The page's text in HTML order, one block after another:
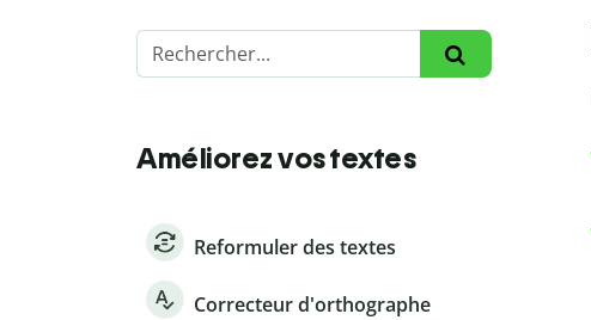
Améliorez vos textes
Reformuler des textes
Correcteur d'orthographe